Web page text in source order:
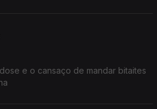
e o cansaço de mandar bitaites